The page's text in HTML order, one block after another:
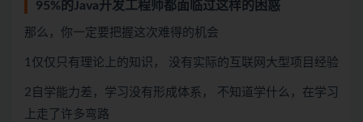
95%的Java开发工程师都面临过这样的困惑
那么，你一定要把握这次难得的机会
1仅仅只有理论上的知识， 没有实际的互联网大型项目经验
2自学能力差，学习没有形成体系， 不知道学什么，在学习
上走了许多弯路